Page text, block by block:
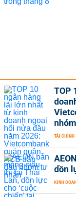
TOP
TÀI CHÍNH
dồn
KINH